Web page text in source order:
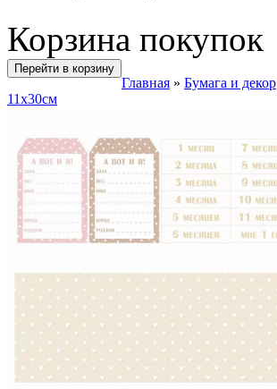
Корзина покупок
Перейти в корзину
Главная » Бумага и декор
11х30см